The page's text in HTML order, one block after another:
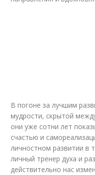
В погоне за лучшим
мудрости, скрытой
они уже сотни лет
счастью и
личностном развитии в
личный тренер духа и
действительно нас